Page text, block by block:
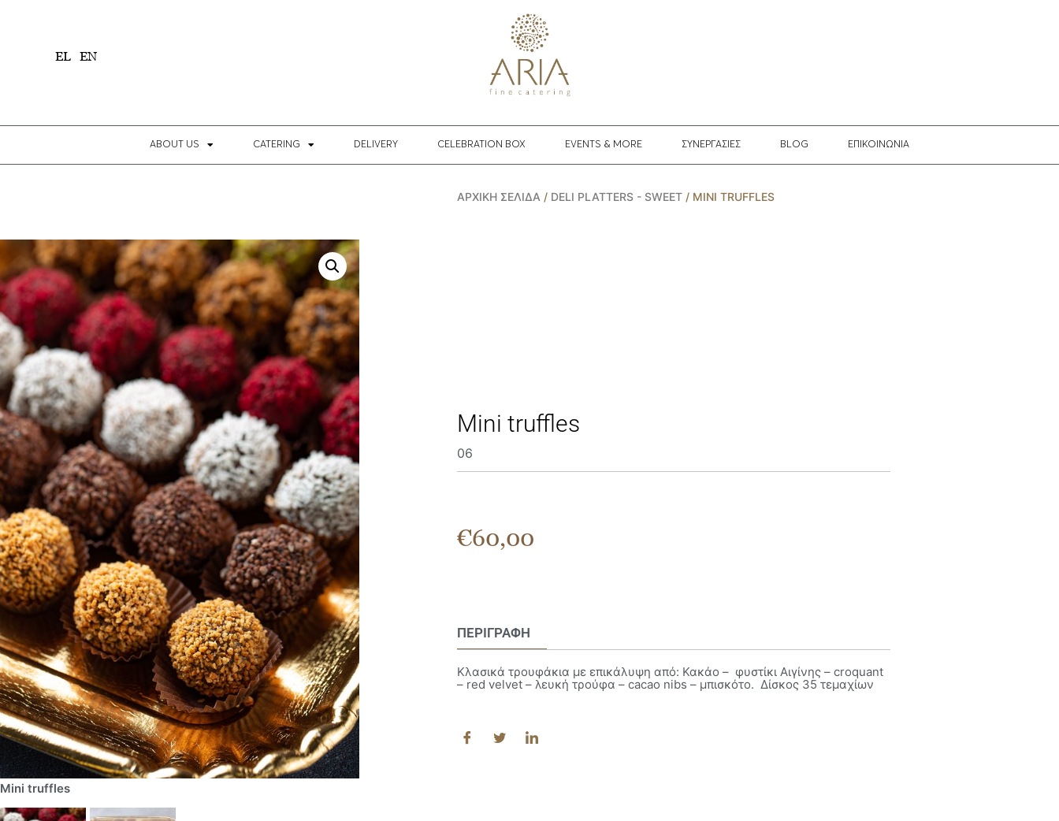
EL EN
ABOUT US CATERING DELIVERY CELEBRATION BOX EVENTS & MORE ΣΥΝΕΡΓΑΣΙΕΣ BLOG EΠΙΚΟΙΝΩΝΙΑ
ΑΡΧΙΚΉ ΣΕΛΊΔΑ / DELI PLATTERS - SWEET / ΜINI TRUFFLES
Μini truffles
Μini truffles
06
€60,00
ΠΕΡΙΓΡΑΦΉ
Κλασικά τρουφάκια με επικάλυψη από: Κακάο – φυστίκι Αιγίνης – croquant
– red velvet – λευκή τρούφα – cacao nibs – μπισκότο. Δίσκος 35 τεμαχίων